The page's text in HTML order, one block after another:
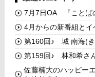
7月7日OA 『ことば
4月からの新番組とイ
第160回♪ 城 南海(き
第159回♪ 林和希さ
佐藤楠大のハッピ